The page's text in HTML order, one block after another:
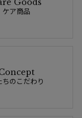
ケア商品
ちのこだわり